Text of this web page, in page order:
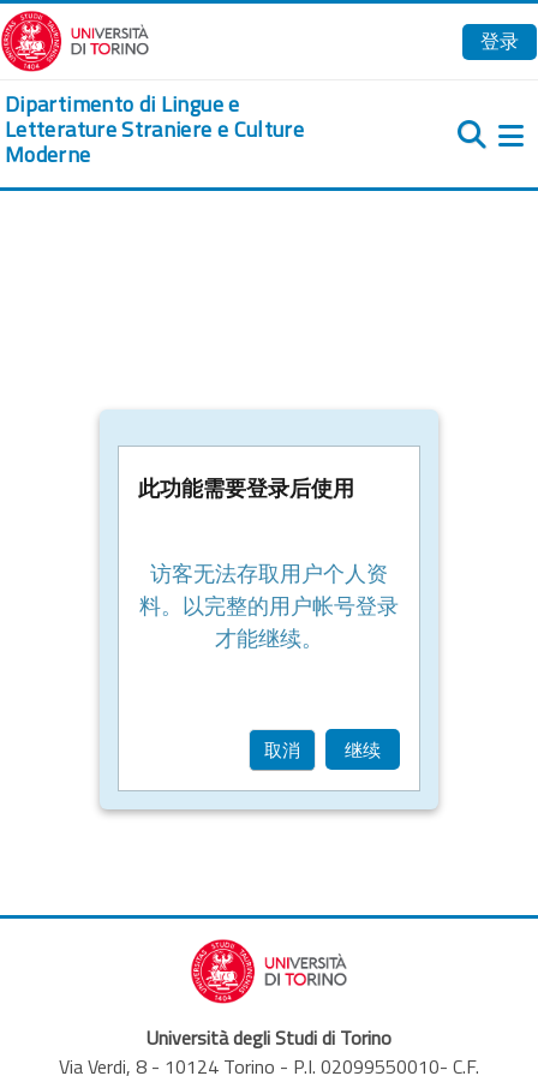
跳到主要内容
登录
Dipartimento di Lingue e
Letterature Straniere e Culture
Moderne
此功能需要登录后使用
访客无法存取用户个人资
料。以完整的用户帐号登录
才能继续。
取消 继续
Università degli Studi di Torino
Via Verdi, 8 - 10124 Torino - P.I. 02099550010- C.F.